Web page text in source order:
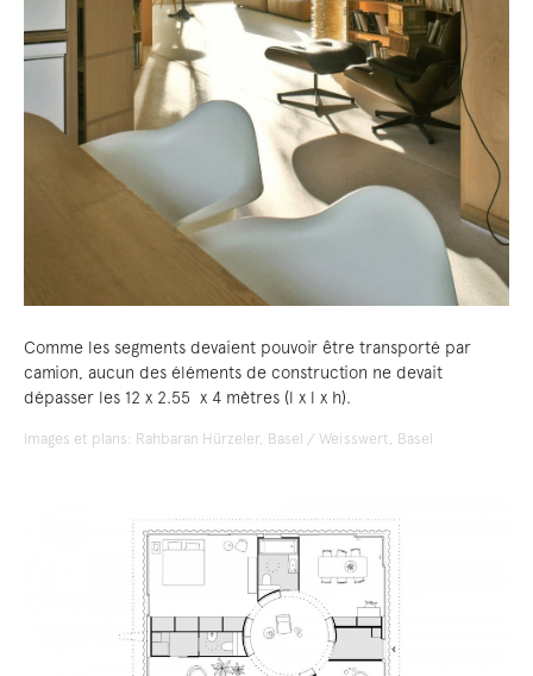
Comme les segments devaient pouvoir être transporté par
camion, aucun des éléments de construction ne devait
dépasser les 12 x 2.55 x 4 mètres (l x l x h).
Images et plans: Rahbaran Hürzeler, Basel / Weisswert, Basel